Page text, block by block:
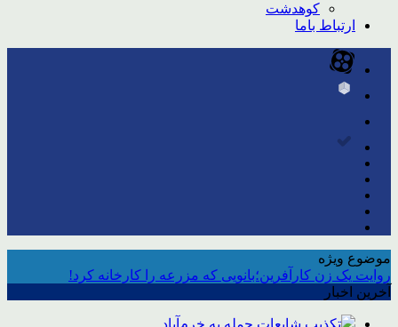
کوهدشت
ارتباط باما
موضوع ویژه
روایت یک زن کارآفرین؛بانویی که مزرعه را کارخانه کرد!
آخرین اخبار
تکذیب شایعات حمله به خرم‌آباد